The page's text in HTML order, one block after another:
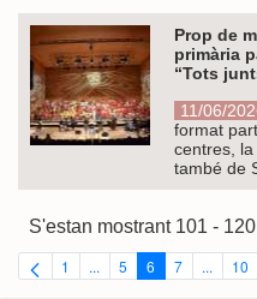
Prop de
primària
“Tots
11/06/
format
centres,
també de
S'estan mostrant 101 -
Pàgina
1 ...Pàgines intermèdies
Pàgina
5 Pàgina
6 Pàgina
7 ... 10